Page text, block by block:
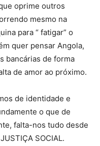
oprime outros
mesmo na
para “ fatigar” o
quer pensar Angola,
bancárias de forma
de amor ao próximo.
de identidade e
o que de
falta-nos tudo desde
SOCIAL.